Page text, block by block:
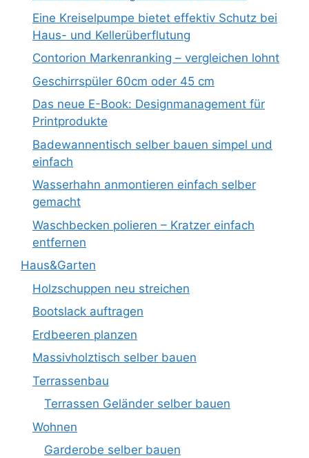
Eine Kreiselpumpe bietet effektiv Schutz bei
Haus- und Kellerüberflutung
Contorion Markenranking – vergleichen lohnt
Geschirrspüler 60cm oder 45 cm
Das neue E-Book: Designmanagement für
Printprodukte
Badewannentisch selber bauen simpel und
einfach
Wasserhahn anmontieren einfach selber
gemacht
Waschbecken polieren – Kratzer einfach
entfernen
Haus&Garten
Holzschuppen neu streichen
Bootslack auftragen
Erdbeeren planzen
Massivholztisch selber bauen
Terrassenbau
Terrassen Geländer selber bauen
Wohnen
Garderobe selber bauen